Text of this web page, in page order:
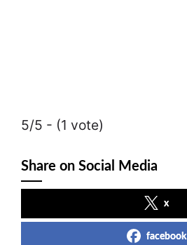
5/5 - (1 vote)
Share on Social Media
x
facebook